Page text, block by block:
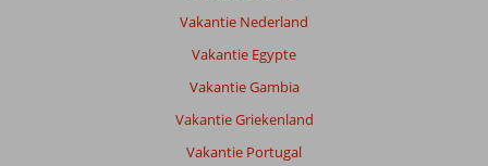
Vakantie Nederland
Vakantie Egypte
Vakantie Gambia
Vakantie Griekenland
Vakantie Portugal